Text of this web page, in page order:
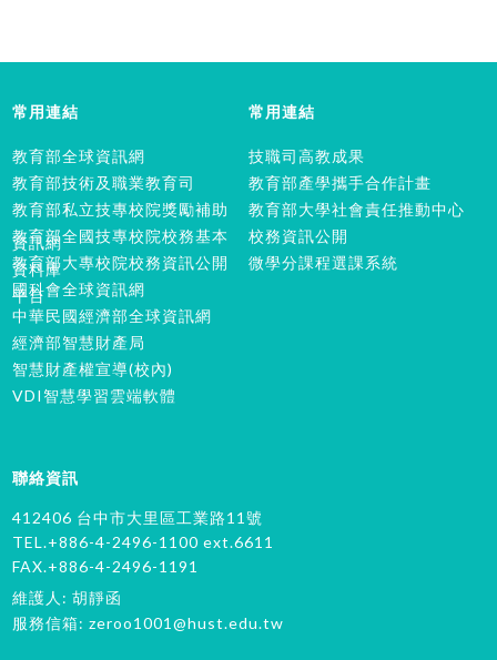
常用連結
教育部全球資訊網
教育部技術及職業教育司
教育部私立技專校院獎勵補助
資訊網
教育部全國技專校院校務基本
資料庫
教育部大專校院校務資訊公開
平台
國科會全球資訊網
中華民國經濟部全球資訊網
經濟部智慧財產局
智慧財產權宣導(校內)
VDI智慧學習雲端軟體
常用連結
技職司高教成果
教育部產學攜手合作計畫
教育部大學社會責任推動中心
校務資訊公開
微學分課程選課系統
聯絡資訊
412406 台中市大里區工業路11號
TEL.+886-4-2496-1100 ext.6611
FAX.+886-4-2496-1191
維護人: 胡靜函
服務信箱:zeroo1001@hust.edu.tw